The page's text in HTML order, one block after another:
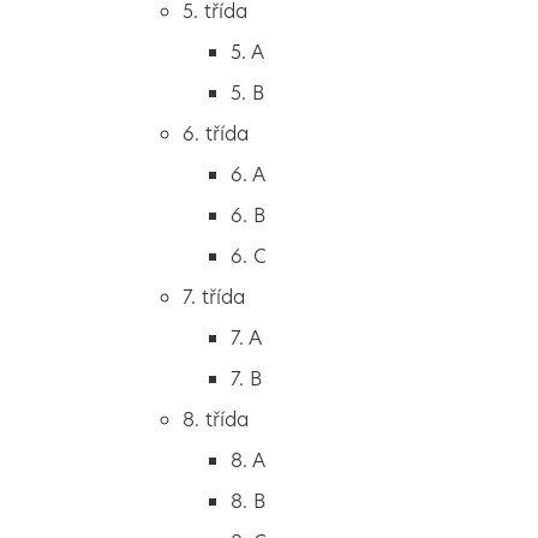
2. B
3. A
4. A
5. A
5. třída
5. A
5. B
6. třída
6. A
6. B
6. C
7. třída
7. A
7. B
8. třída
8. A
8. B